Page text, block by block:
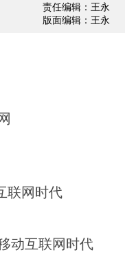
责任编辑：王永
版面编辑：王永
联网时代
动互联网时代